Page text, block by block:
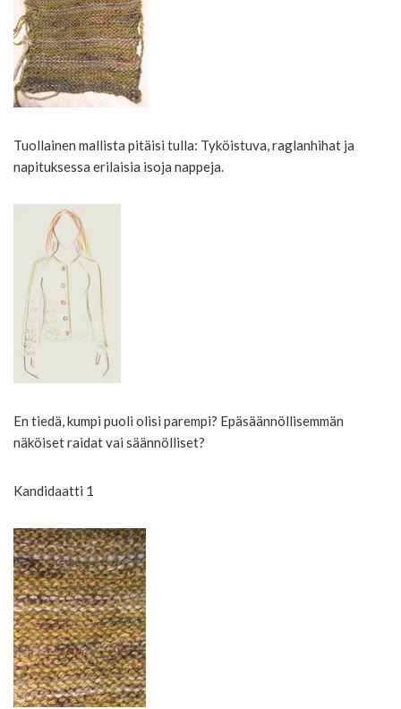
Tuollainen mallista pitäisi tulla: Tyköistuva, raglanhihat ja
napituksessa erilaisia isoja nappeja.
En tiedä, kumpi puoli olisi parempi? Epäsäännöllisemmän
näköiset raidat vai säännölliset?
Kandidaatti 1